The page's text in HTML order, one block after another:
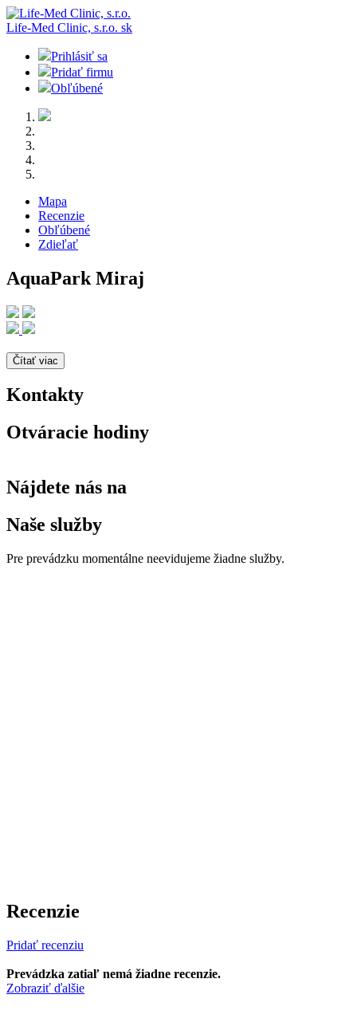
Life-Med Clinic, s.r.o. sk
Prihlásiť sa
Pridať firmu
Obľúbené
Mapa
Recenzie
Obľúbené
Zdieľať
AquaPark Miraj
Čítať viac
Kontakty
Otváracie hodiny
Nájdete nás na
Naše služby
Pre prevádzku momentálne neevidujeme žiadne služby.
Recenzie
Pridať recenziu
Prevádzka zatiaľ nemá žiadne recenzie.
Zobraziť ďalšie